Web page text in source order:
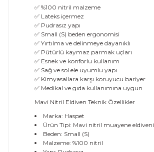
✅ %100 nitril malzeme
✅ Lateks içermez
✅ Pudrasız yapı
✅ Small (S) beden ergonomisi
✅ Yırtılma ve delinmeye dayanıklı
✅ Pütürlü kaymaz parmak uçları
✅ Esnek ve konforlu kullanım
✅ Sağ ve sol ele uyumlu yapı
✅ Kimyasallara karşı koruyucu bariyer
✅ Medikal ve gıda kullanımına uygun
Mavi Nitril Eldiven Teknik Özellikler
Marka: Haspet
Ürün Tipi: Mavi nitril muayene eldiveni
Beden: Small (S)
Malzeme: %100 nitril